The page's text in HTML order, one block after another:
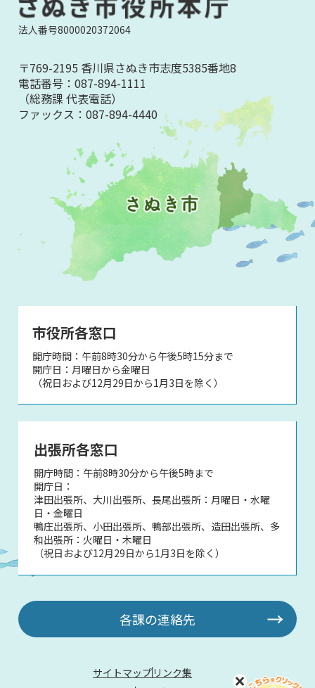
法人番号8000020372064
〒769-2195 香川県さぬき市志度5385番地8
電話番号：087-894-1111
（総務課 代表電話）
ファックス：087-894-4440
市役所各窓口
開庁時間：午前8時30分から午後5時15分まで
開庁日：月曜日から金曜日
（祝日および12月29日から1月3日を除く）
出張所各窓口
開庁時間：午前8時30分から午後5時まで
開庁日：
津田出張所、大川出張所、長尾出張所：月曜日・水曜
日・金曜日
鴨庄出張所、小田出張所、鴨部出張所、造田出張所、多
和出張所：火曜日・木曜日
（祝日および12月29日から1月3日を除く）
各課の連絡先
サイトマップ リンク集